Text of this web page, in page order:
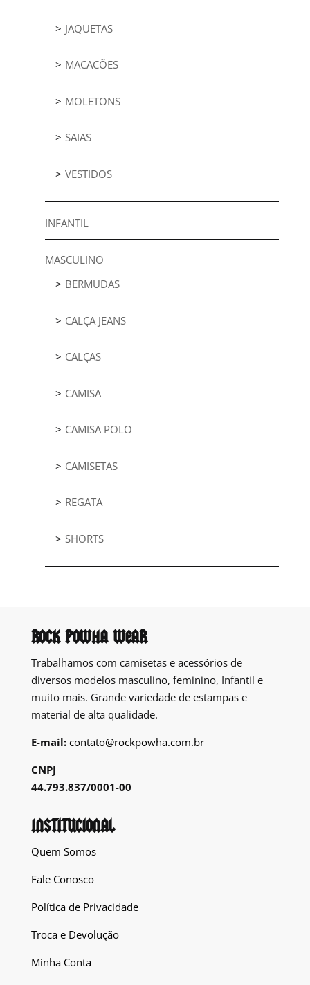
JAQUETAS
MACACÕES
MOLETONS
SAIAS
VESTIDOS
INFANTIL
MASCULINO
BERMUDAS
CALÇA JEANS
CALÇAS
CAMISA
CAMISA POLO
CAMISETAS
REGATA
SHORTS
ROCK POWHA WEAR
Trabalhamos com camisetas e acessórios de
diversos modelos masculino, feminino, Infantil e
muito mais. Grande variedade de estampas e
material de alta qualidade.
E-mail: contato@rockpowha.com.br
CNPJ
44.793.837/0001-00
INSTITUCIONAL
Quem Somos
Fale Conosco
Política de Privacidade
Troca e Devolução
Minha Conta